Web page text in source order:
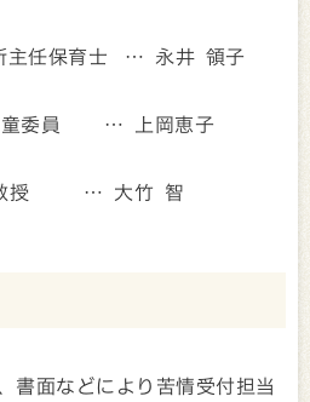
主任保育士 … 永井 領子
童委員 … 上岡恵子
… 大竹 智
書面などにより苦情受付担当